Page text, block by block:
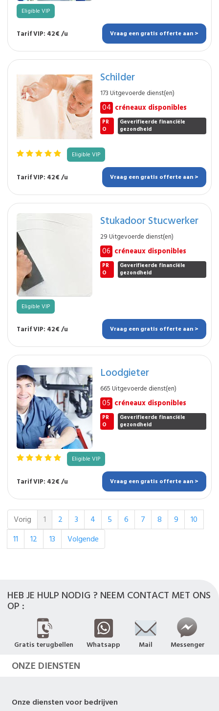
Eligible VIP
Tarif VIP: 42€ /u Vraag een gratis offerte aan >
Schilder
173 Uitgevoerde dienst(en)
04 créneaux disponibles
PR
O
Geverifieerde financiële
gezondheid
Eligible VIP
Tarif VIP: 42€ /u Vraag een gratis offerte aan >
Stukadoor Stucwerker
29 Uitgevoerde dienst(en)
06 créneaux disponibles
PR
O
Geverifieerde financiële
gezondheid
Eligible VIP
Tarif VIP: 42€ /u Vraag een gratis offerte aan >
Loodgieter
665 Uitgevoerde dienst(en)
05 créneaux disponibles
PR
O
Geverifieerde financiële
gezondheid
Eligible VIP
Tarif VIP: 42€ /u Vraag een gratis offerte aan >
Vorig 1 2 3 4 5 6 7 8 9
10
11
12 13 Volgende
HEB JE HULP NODIG ? NEEM CONTACT MET ONS
OP :
Gratis terugbellen Whatsapp Mail Messenger
ONZE DIENSTEN
Onze diensten voor bedrijven